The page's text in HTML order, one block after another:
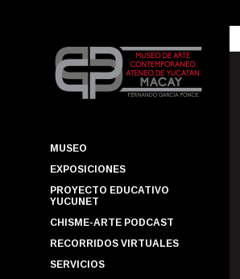
MUSEO
EXPOSICIONES
PROYECTO EDUCATIVO
YUCUNET
CHISME-ARTE PODCAST
RECORRIDOS VIRTUALES
SERVICIOS